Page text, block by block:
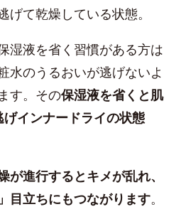
げて乾燥している状態。
湿液を省く習慣がある方は
水のうるおいが逃げないよ
す。その保湿液を省くと肌
インナードライの状態
が進行するとキメが乱れ、
目立ちにもつながります。